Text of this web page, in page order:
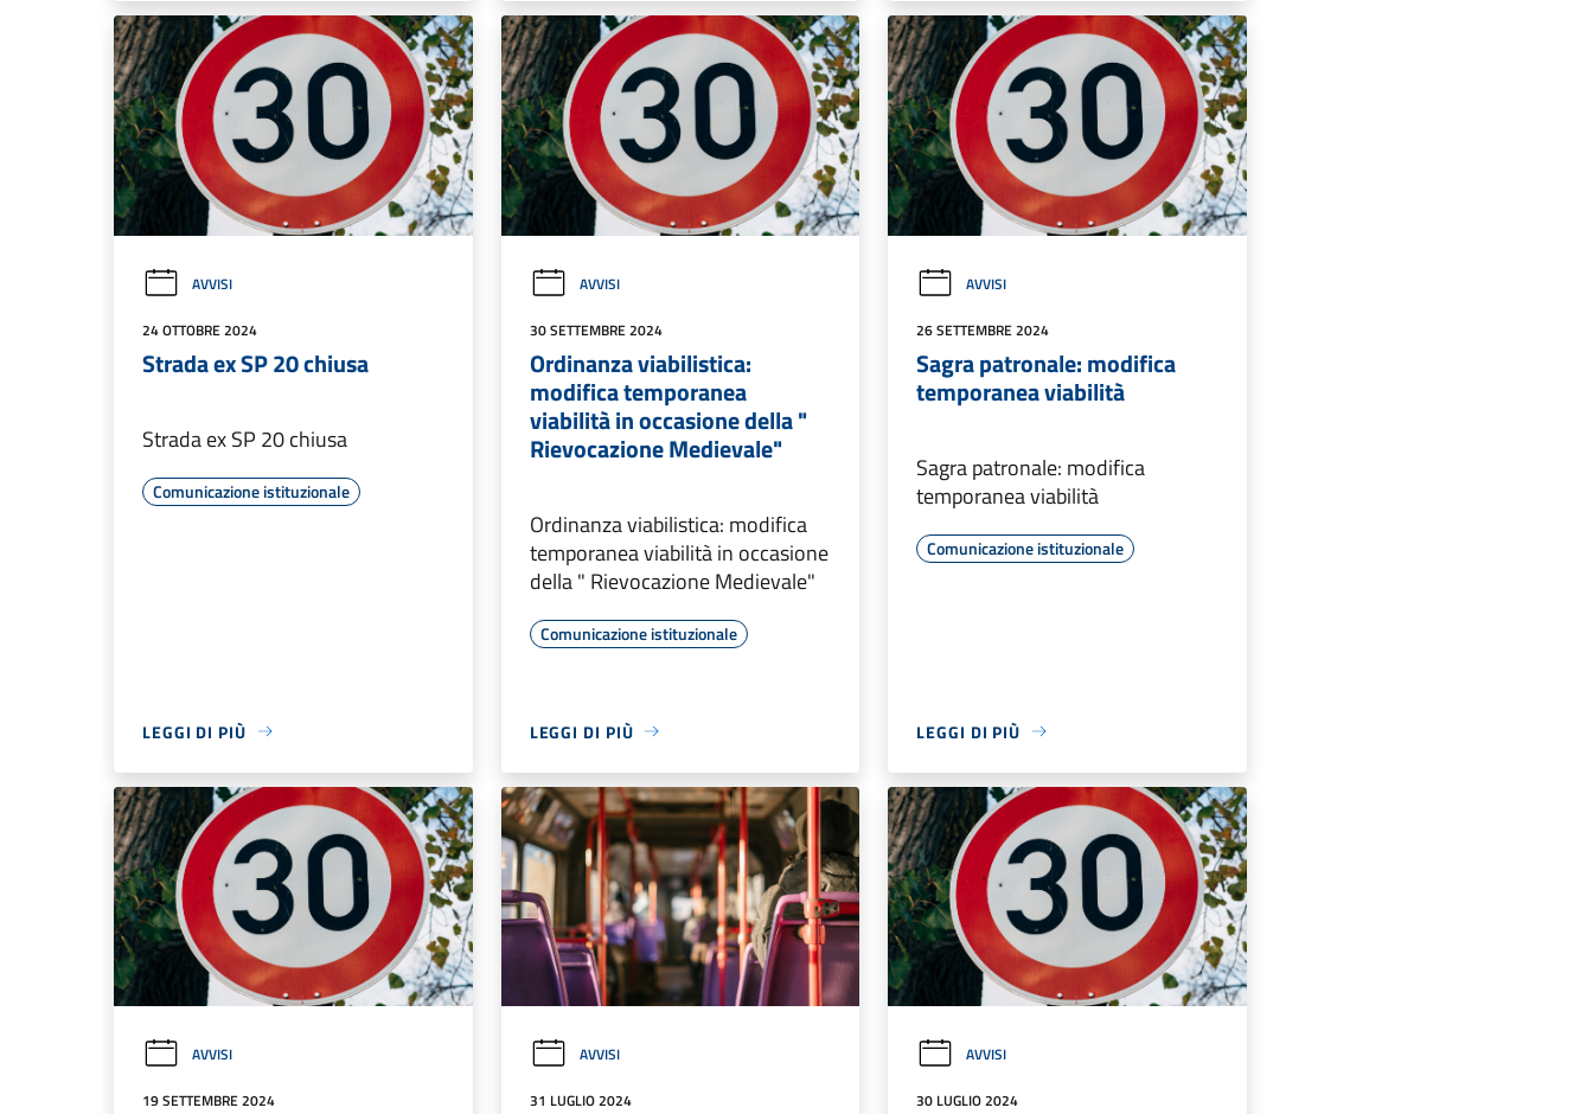
AVVISI
24 OTTOBRE 2024
Strada ex SP 20 chiusa
Strada ex SP 20 chiusa
Comunicazione istituzionale
LEGGI DI PIÙ
AVVISI
30 SETTEMBRE 2024
Ordinanza viabilistica:
modifica temporanea
viabilità in occasione della "
Rievocazione Medievale"
Ordinanza viabilistica: modifica
temporanea viabilità in occasione
della " Rievocazione Medievale"
Comunicazione istituzionale
LEGGI DI PIÙ
AVVISI
26 SETTEMBRE 2024
Sagra patronale: modifica
temporanea viabilità
Sagra patronale: modifica
temporanea viabilità
Comunicazione istituzionale
LEGGI DI PIÙ
AVVISI
19 SETTEMBRE 2024
AVVISI
31 LUGLIO 2024
AVVISI
30 LUGLIO 2024